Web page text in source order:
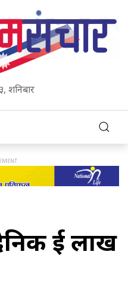
शनिबार
दुई लाख